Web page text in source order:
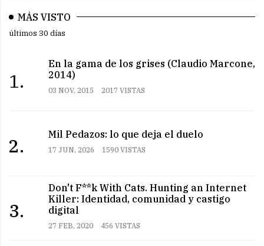
MÁS VISTO
últimos 30 días
1.
En la gama de los grises (Claudio Marcone,
2014)
03 NOV, 2015 2017 VISTAS
2.
Mil Pedazos: lo que deja el duelo
17 JUN, 2026 1590 VISTAS
3.
Don't F**k With Cats. Hunting an Internet
Killer: Identidad, comunidad y castigo
digital
27 FEB, 2020 456 VISTAS